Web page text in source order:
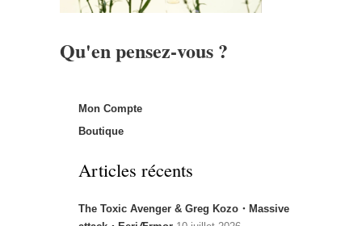
Qu'en pensez-vous ?
Mon Compte
Boutique
Articles récents
The Toxic Avenger & Greg Kozo・Massive